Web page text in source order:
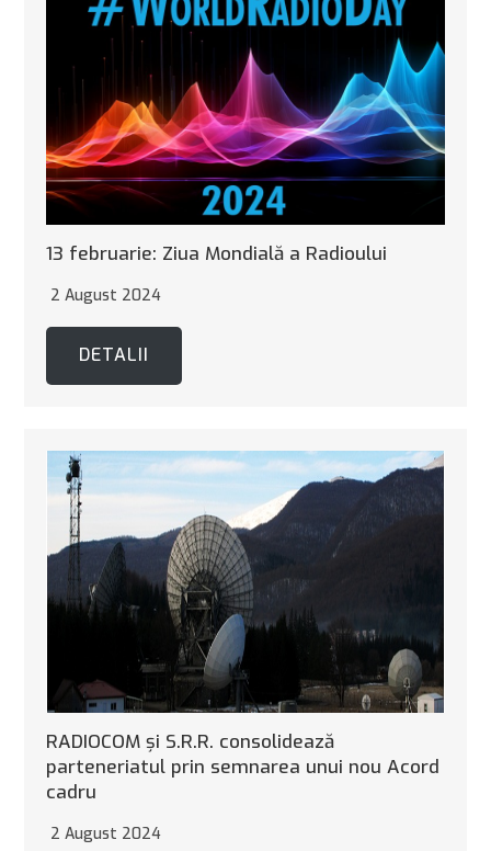
13 februarie: Ziua Mondială a Radioului
2 August 2024
DETALII
RADIOCOM şi S.R.R. consolidează
parteneriatul prin semnarea unui nou Acord
cadru
2 August 2024